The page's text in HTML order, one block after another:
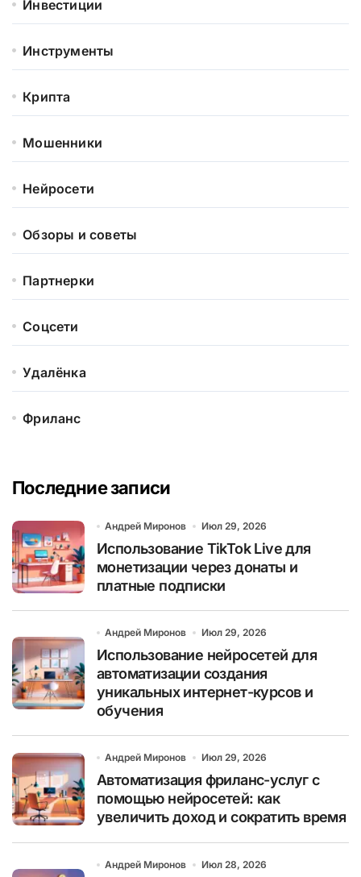
Инвестиции
Инструменты
Крипта
Мошенники
Нейросети
Обзоры и советы
Партнерки
Соцсети
Удалёнка
Фриланс
Последние записи
Андрей Миронов Июл 29, 2026
Использование TikTok Live для
монетизации через донаты и
платные подписки
Андрей Миронов Июл 29, 2026
Использование нейросетей для
автоматизации создания
уникальных интернет-курсов и
обучения
Андрей Миронов Июл 29, 2026
Автоматизация фриланс-услуг с
помощью нейросетей: как
увеличить доход и сократить время
Андрей Миронов Июл 28, 2026